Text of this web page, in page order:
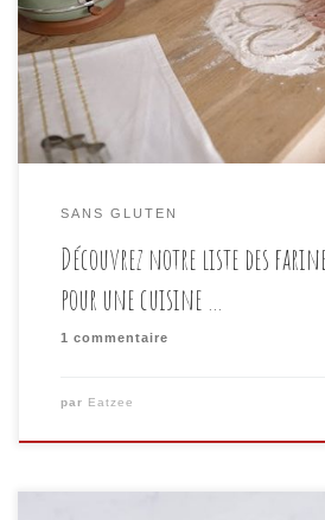
besoins alimentaires spécifiques ?
régime sans gluten, cette
plus déconcertante. Mais ne vous
cet article, nous […]
SANS GLUTEN
Découvrez notre liste des
pour une cuisine …
1 commentaire
par Eatzee